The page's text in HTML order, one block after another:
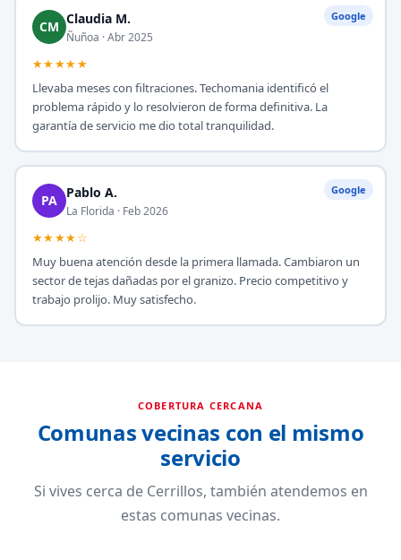
Google
CM Claudia M.
Ñuñoa · Abr 2025
★★★★★
Llevaba meses con filtraciones. Techomania identificó el
problema rápido y lo resolvieron de forma definitiva. La
garantía de servicio me dio total tranquilidad.
Google
PA Pablo A.
La Florida · Feb 2026
★★★★☆
Muy buena atención desde la primera llamada. Cambiaron un
sector de tejas dañadas por el granizo. Precio competitivo y
trabajo prolijo. Muy satisfecho.
COBERTURA CERCANA
Comunas vecinas con el mismo
servicio
Si vives cerca de Cerrillos, también atendemos en
estas comunas vecinas.